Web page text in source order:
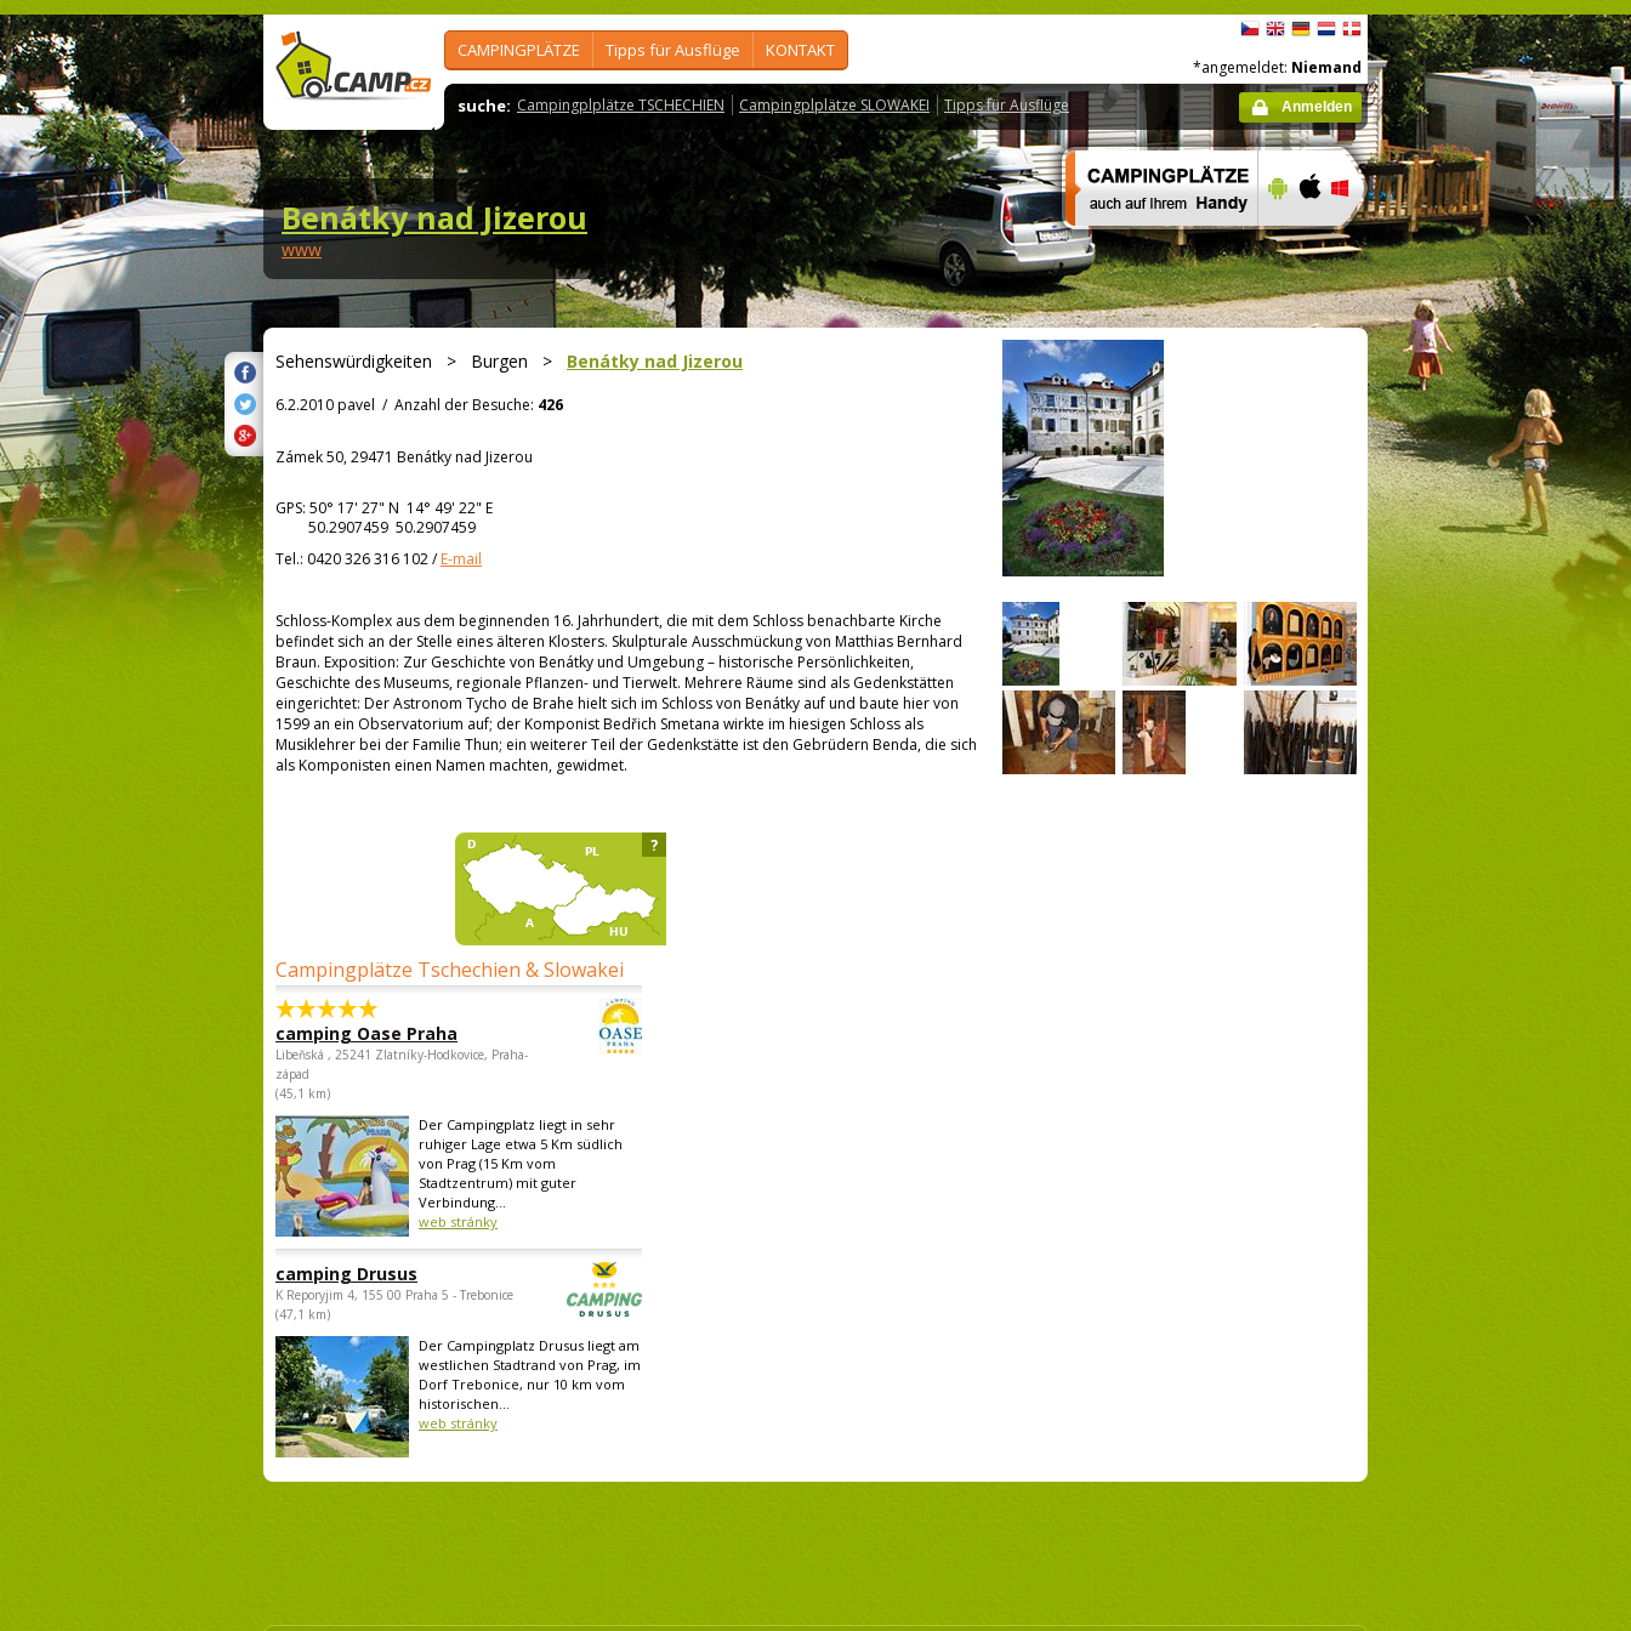
CAMPINGPLÄTZE Tipps für Ausflüge KONTAKT
suche: Campingplplätze TSCHECHIEN Campingplplätze SLOWAKEI Tipps für Ausflüge
*angemeldet: Niemand
Anmelden
Benátky nad Jizerou
www
Sehenswürdigkeiten > Burgen > Benátky nad Jizerou
6.2.2010 pavel / Anzahl der Besuche: 426
Zámek 50, 29471 Benátky nad Jizerou
GPS: 50° 17' 27" N 14° 49' 22" E
50.2907459 50.2907459
Tel.: 0420 326 316 102/E-mail
Schloss-Komplex aus dem beginnenden 16. Jahrhundert, die mit dem Schloss benachbarte Kirche
befindet sich an der Stelle eines älteren Klosters. Skulpturale Ausschmückung von Matthias Bernhard
Braun. Exposition: Zur Geschichte von Benátky und Umgebung – historische Persönlichkeiten,
Geschichte des Museums, regionale Pflanzen- und Tierwelt. Mehrere Räume sind als Gedenkstätten
eingerichtet: Der Astronom Tycho de Brahe hielt sich im Schloss von Benátky auf und baute hier von
1599 an ein Observatorium auf; der Komponist Bedřich Smetana wirkte im hiesigen Schloss als
Musiklehrer bei der Familie Thun; ein weiterer Teil der Gedenkstätte ist den Gebrüdern Benda, die sich
als Komponisten einen Namen machten, gewidmet.
Campingplätze Tschechien & Slowakei
camping Oase Praha
Libeňská , 25241 Zlatníky-Hodkovice, Praha-
západ
(45,1 km)
Der Campingplatz liegt in sehr
ruhiger Lage etwa 5 Km südlich
von Prag (15 Km vom
Stadtzentrum) mit guter
Verbindung...
web stránky
camping Drusus
K Reporyjim 4, 155 00 Praha 5 - Trebonice
(47,1 km)
Der Campingplatz Drusus liegt am
westlichen Stadtrand von Prag, im
Dorf Trebonice, nur 10 km vom
historischen...
web stránky
?